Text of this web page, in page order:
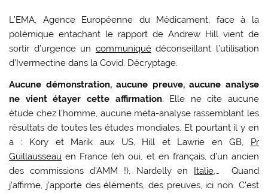
L’EMA, Agence Européenne du Médicament, face à la
polémique entachant le rapport de Andrew Hill vient de
sortir d’urgence un communiquédéconseillant l’utilisation
d’Ivermectine dans la Covid. Décryptage.
Aucune démonstration, aucune preuve, aucune analyse
ne vient étayer cette affirmation. Elle ne cite aucune
étude chez l’homme, aucune méta-analyse rassemblant les
résultats de toutes les études mondiales. Et pourtant il y en
a : Kory et Marik aux US, Hill et Lawrie en GB, Pr
Guillausseau en France (eh oui, et en français, d’un ancien
des commissions d’AMM !), Nardelly en Italie ,… Quand
j’affirme, j’apporte des éléments, des preuves, ici non. C’est